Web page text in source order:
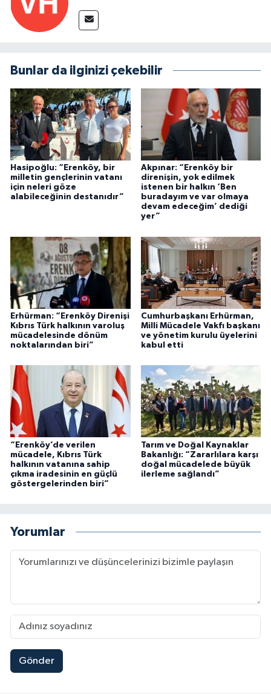
Bunlar da ilginizi çekebilir
Hasipoğlu: “Erenköy, bir
milletin gençlerinin vatanı
için neleri göze
alabileceğinin destanıdır”
Akpınar: “Erenköy bir
direnişin, yok edilmek
istenen bir halkın ‘Ben
buradayım ve var olmaya
devam edeceğim’ dediği
yer”
Erhürman: “Erenköy Direnişi
Kıbrıs Türk halkının varoluş
mücadelesinde dönüm
noktalarından biri”
Cumhurbaşkanı Erhürman,
Milli Mücadele Vakfı başkanı
ve yönetim kurulu üyelerini
kabul etti
“Erenköy’de verilen
mücadele, Kıbrıs Türk
halkının vatanına sahip
çıkma iradesinin en güçlü
göstergelerinden biri”
Tarım ve Doğal Kaynaklar
Bakanlığı: “Zararlılara karşı
doğal mücadelede büyük
ilerleme sağlandı”
Yorumlar
Gönder